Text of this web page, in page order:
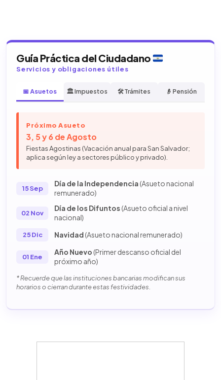
Guía Práctica del Ciudadano
Servicios y obligaciones útiles
📅 Asuetos 🏛️ Impuestos 🛠️ Trámites 👴 Pensión
Próximo Asueto
3, 5 y 6 de Agosto
Fiestas Agostinas (Vacación anual para San Salvador;
aplica según ley a sectores público y privado).
15 Sep
Día de la Independencia(Asueto nacional
remunerado)
02 Nov
Día de los Difuntos(Asueto oficial a nivel
nacional)
25 Dic Navidad(Asueto nacional remunerado)
01 Ene
Año Nuevo(Primer descanso oficial del
próximo año)
* Recuerde que las instituciones bancarias modifican sus
horarios o cierran durante estas festividades.